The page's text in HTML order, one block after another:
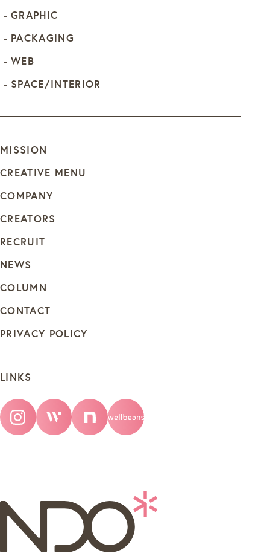
GRAPHIC
PACKAGING
WEB
SPACE/INTERIOR
MISSION
CREATIVE MENU
COMPANY
CREATORS
RECRUIT
NEWS
COLUMN
CONTACT
PRIVACY POLICY
LINKS